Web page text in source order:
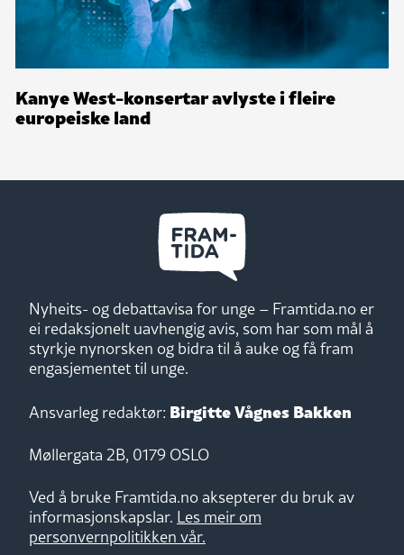
Kanye West-konsertar avlyste i fleire
europeiske land
Nyheits- og debattavisa for unge – Framtida.no er
ei redaksjonelt uavhengig avis, som har som mål å
styrkje nynorsken og bidra til å auke og få fram
engasjementet til unge.
Ansvarleg redaktør: Birgitte Vågnes Bakken
Møllergata 2B, 0179 OSLO
Ved å bruke Framtida.no aksepterer du bruk av
informasjonskapslar. Les meir om
personvernpolitikken vår.